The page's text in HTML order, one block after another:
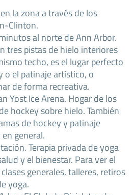
la zona a través de los
Clinton.
al norte de Ann Arbor.
tres pistas de hielo interiores
techo, es el lugar perfecto
o el patinaje artístico, o
de forma recreativa.
Yost Ice Arena. Hogar de los
hockey sobre hielo. También
de hockey y patinaje
general.
Terapia privada de yoga
y el bienestar. Para ver el
generales, talleres, retiros
yoga.